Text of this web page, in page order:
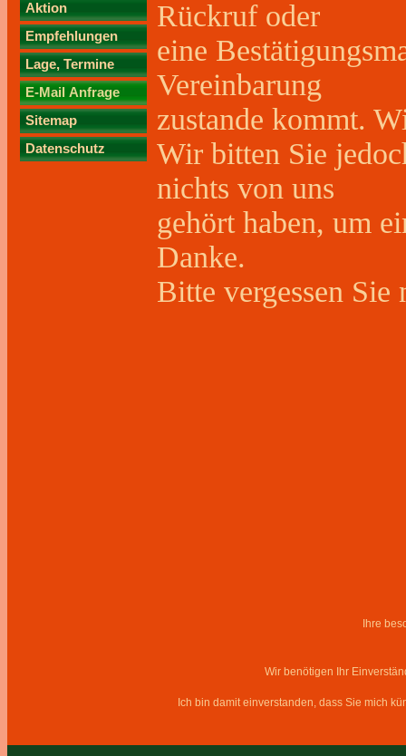
Aktion
Empfehlungen
Lage, Termine
E-Mail Anfrage
Sitemap
Datenschutz
Rückruf oder
eine
Vereinbarung
zustande kommt.
Wir bitten Sie
nichts von uns
gehört haben, um
Danke.
Bitte vergessen Sie
Ihre
Wir benötigen Ihr
Ich bin damit einverstanden, dass Sie mich